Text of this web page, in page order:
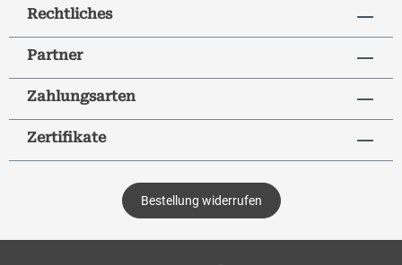
Rechtliches
Partner
Zahlungsarten
Zertifikate
Bestellung widerrufen